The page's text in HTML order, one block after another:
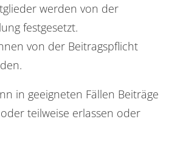
werden von der
festgesetzt.
von der Beitragspflicht
in geeigneten Fällen Beiträge
teilweise erlassen oder